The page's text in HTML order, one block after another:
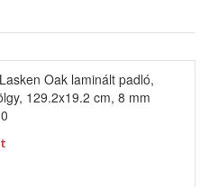
Oak laminált padló,
129.2x19.2 cm, 8 mm